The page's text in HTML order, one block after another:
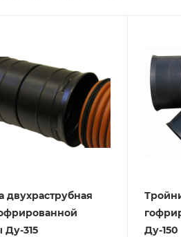
двухраструбная
Ду-315
Ду-150